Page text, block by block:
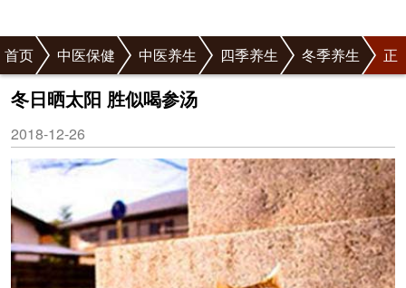
首页 中医保健 中医养生 四季养生 冬季养生
正
文冬日晒太阳 胜似喝参汤
2018-12-26